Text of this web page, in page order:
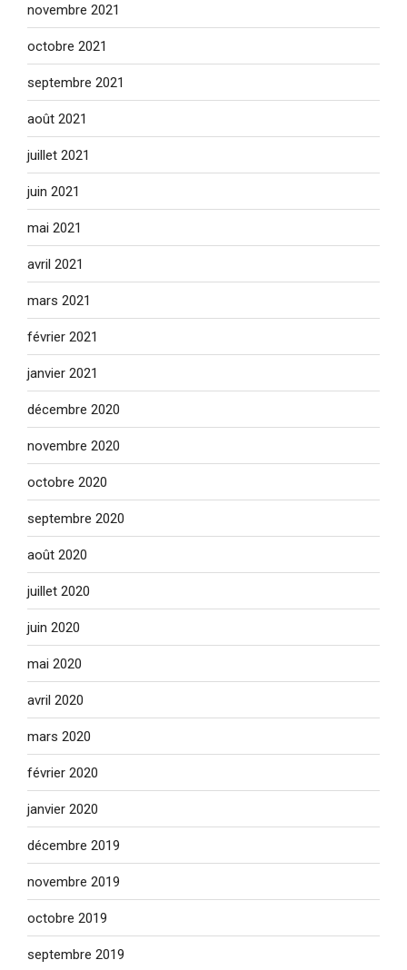
novembre 2021
octobre 2021
septembre 2021
août 2021
juillet 2021
juin 2021
mai 2021
avril 2021
mars 2021
février 2021
janvier 2021
décembre 2020
novembre 2020
octobre 2020
septembre 2020
août 2020
juillet 2020
juin 2020
mai 2020
avril 2020
mars 2020
février 2020
janvier 2020
décembre 2019
novembre 2019
octobre 2019
septembre 2019